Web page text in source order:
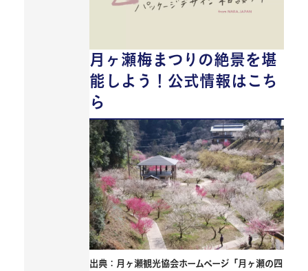
月ヶ瀬梅まつりの絶景を堪
能しよう！公式情報はこち
ら
出典：月ヶ瀬観光協会ホームページ「月ヶ瀬の四